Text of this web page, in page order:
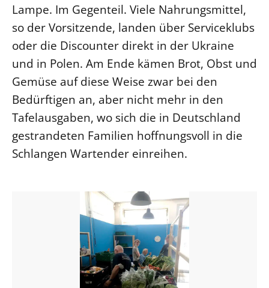
Lampe. Im Gegenteil. Viele Nahrungsmittel,
so der Vorsitzende, landen über Serviceklubs
oder die Discounter direkt in der Ukraine
und in Polen. Am Ende kämen Brot, Obst und
Gemüse auf diese Weise zwar bei den
Bedürftigen an, aber nicht mehr in den
Tafelausgaben, wo sich die in Deutschland
gestrandeten Familien hoffnungsvoll in die
Schlangen Wartender einreihen.
Interventionsplan
Jahresgespräche
Kantine Speiseplan
Kirchliches Amtsblatt
Kirchliche Verwaltung
Klimaschutzgesetz
Kunstreferat
NKVK
Öffentlichkeitsarbeit
Projektmanagement
Terminstundenplaner